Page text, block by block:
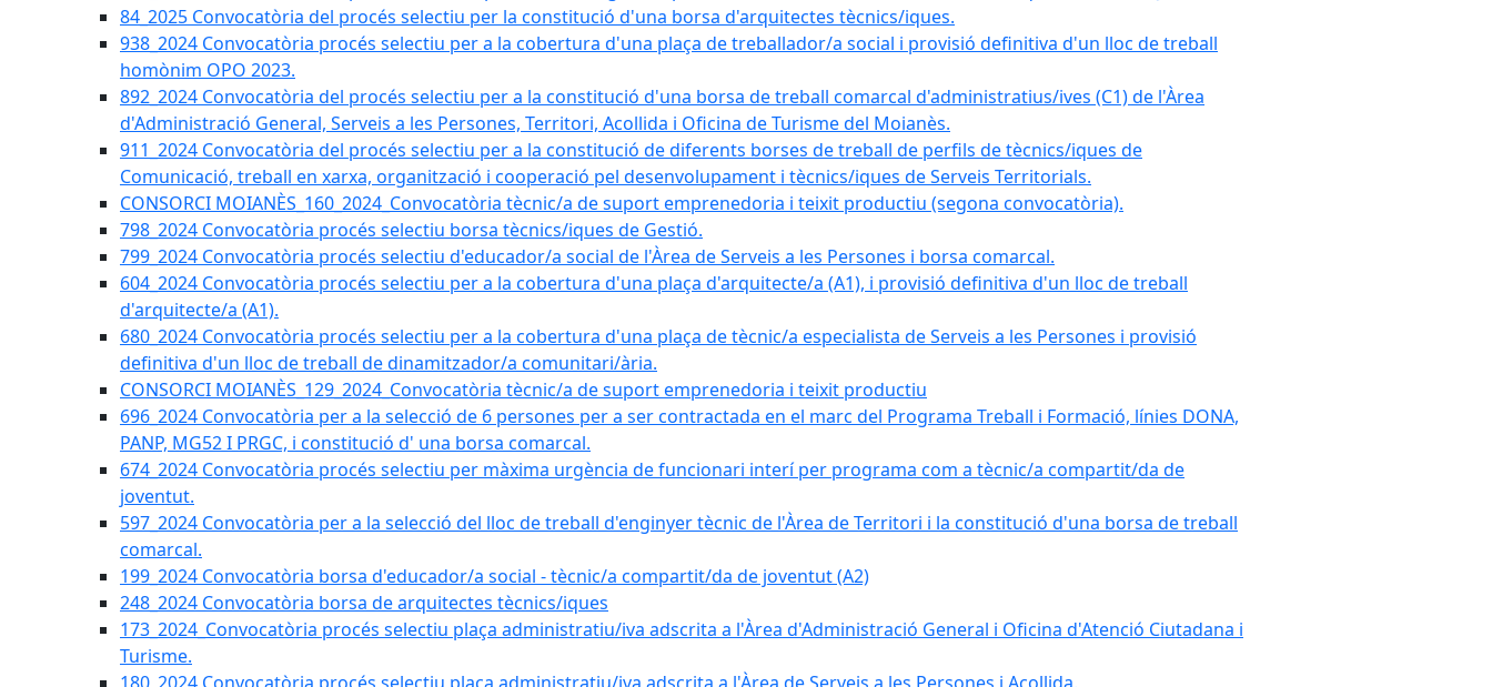
84_2025 Convocatòria del procés selectiu per la constitució d'una borsa d'arquitectes tècnics/iques.
938_2024 Convocatòria procés selectiu per a la cobertura d'una plaça de treballador/a social i provisió definitiva d'un lloc de treball
homònim OPO 2023.
892_2024 Convocatòria del procés selectiu per a la constitució d'una borsa de treball comarcal d'administratius/ives (C1) de l'Àrea
d'Administració General, Serveis a les Persones, Territori, Acollida i Oficina de Turisme del Moianès.
911_2024 Convocatòria del procés selectiu per a la constitució de diferents borses de treball de perfils de tècnics/iques de
Comunicació, treball en xarxa, organització i cooperació pel desenvolupament i tècnics/iques de Serveis Territorials.
CONSORCI MOIANÈS_160_2024_Convocatòria tècnic/a de suport emprenedoria i teixit productiu (segona convocatòria).
798_2024 Convocatòria procés selectiu borsa tècnics/iques de Gestió.
799_2024 Convocatòria procés selectiu d'educador/a social de l'Àrea de Serveis a les Persones i borsa comarcal.
604_2024 Convocatòria procés selectiu per a la cobertura d'una plaça d'arquitecte/a (A1), i provisió definitiva d'un lloc de treball
d'arquitecte/a (A1).
680_2024 Convocatòria procés selectiu per a la cobertura d'una plaça de tècnic/a especialista de Serveis a les Persones i provisió
definitiva d'un lloc de treball de dinamitzador/a comunitari/ària.
CONSORCI MOIANÈS_129_2024_Convocatòria tècnic/a de suport emprenedoria i teixit productiu
696_2024 Convocatòria per a la selecció de 6 persones per a ser contractada en el marc del Programa Treball i Formació, línies DONA,
PANP, MG52 I PRGC, i constitució d' una borsa comarcal.
674_2024 Convocatòria procés selectiu per màxima urgència de funcionari interí per programa com a tècnic/a compartit/da de
joventut.
597_2024 Convocatòria per a la selecció del lloc de treball d'enginyer tècnic de l'Àrea de Territori i la constitució d'una borsa de treball
comarcal.
199_2024 Convocatòria borsa d'educador/a social - tècnic/a compartit/da de joventut (A2)
248_2024 Convocatòria borsa de arquitectes tècnics/iques
173_2024_Convocatòria procés selectiu plaça administratiu/iva adscrita a l'Àrea d'Administració General i Oficina d'Atenció Ciutadana i
Turisme.